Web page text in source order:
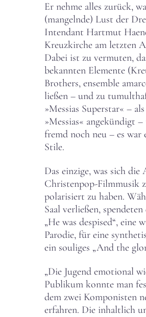
Er nehme alles zurück,
(mangelnde) Lust der
Intendant Hartmut
Kreuzkirche am letzten
Dabei ist zu vermuten,
bekannten Elemente
Brothers, ensemble
ließen – und zu
»Messias Superstar« –
»Messias« angekündigt
fremd noch neu – es
Stile.
Das einzige, was sich
Christenpop-Filmmusik
polarisiert zu haben.
Saal verließen,
„He was despised“, eine
Parodie, für eine
ein souliges „And the
„Die Jugend emotional
Publikum konnte man
dem zwei Komponisten
erfahren. Die inhaltlich